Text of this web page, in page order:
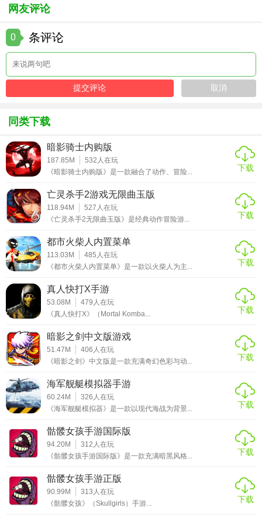
BadGuysInSchoolFight以其独特的题材和丰富的玩法吸引了
大量玩家。虽然游戏以打架为主题，但开发者通过幽默风趣
的画风和丰富的角色选择，使得游戏在娱乐的同时也不失教
育意义。然而，需要注意的是，游戏中的暴力元素可能并不
适合所有年龄段的玩家，建议家长进行适当引导和监督。
网友评论
0 条评论
同类下载
暗影骑士内购版
187.85M 532 人在玩
《暗影骑士内购版》是一款融合了动作、冒险...
下载
亡灵杀手2游戏无限曲玉版
118.94M 527 人在玩
《亡灵杀手2无限曲玉版》是经典动作冒险游...
下载
都市火柴人内置菜单
113.03M 485 人在玩
《都市火柴人内置菜单》是一款以火柴人为主...
下载
真人快打X手游
53.08M 479 人在玩
《真人快打X》（Mortal Komba...
下载
暗影之剑中文版游戏
51.47M 406 人在玩
《暗影之剑》中文版是一款充满奇幻色彩与动...
下载
海军舰艇模拟器手游
60.24M 326 人在玩
《海军舰艇模拟器》是一款以现代海战为背景...
下载
骷髅女孩手游国际版
94.20M 312 人在玩
《骷髅女孩手游国际版》是一款充满暗黑风格...
下载
骷髅女孩手游正版
90.99M 313 人在玩
《骷髅女孩》（Skullgirls）手游...
下载